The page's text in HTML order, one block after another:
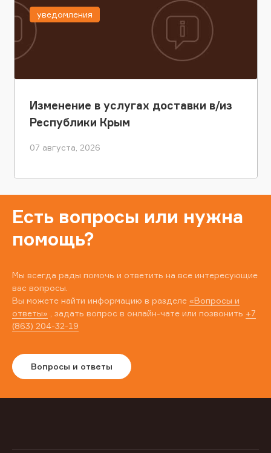
Изменение в услугах доставки в/из
Республики Крым
07 августа, 2026
уведомления
Есть вопросы или нужна
помощь?
Мы всегда рады помочь и ответить на все интересующие
вас вопросы.
Вы можете найти информацию в разделе «Вопросы и
ответы» , задать вопрос в онлайн-чате или позвонить +7
(863) 204-32-19
Вопросы и ответы